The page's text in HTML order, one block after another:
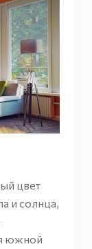
цвет
и солнца,
южной